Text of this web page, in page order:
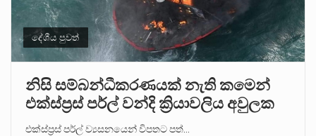
දේශීය පුවත්
නිසි සම්බන්ධීකරණයක් නැති කමෙන්
එක්ස්ප්‍රස් පර්ල් වන්දි ක්‍රියාවලිය අවුලක
එක්ස්ප්‍රස් පර්ල් ව්‍යසනයෙන් විපතට පත්…